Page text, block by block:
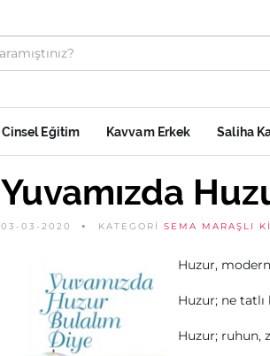
Cinsel Eğitim Kavvam Erkek Saliha
Yuvamızda
03-03-2020 KATEGORİ SEMA MARAŞLI
Huzur,
Huzur; ne
Huzur; ruhun,